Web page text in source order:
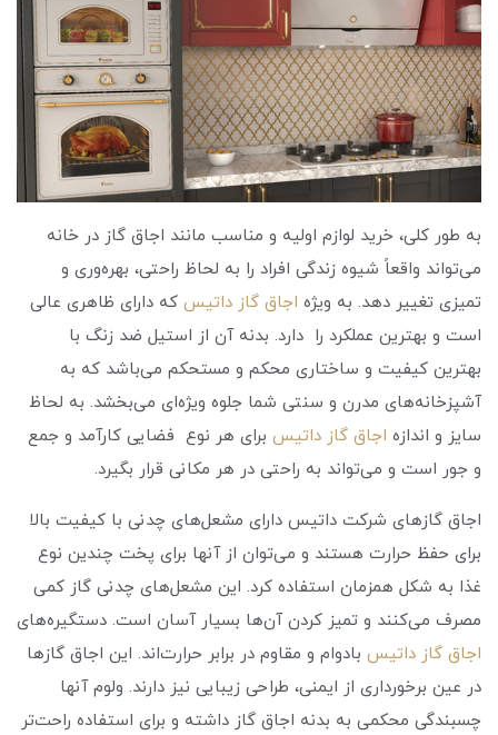
به طور کلی، خرید لوازم اولیه و مناسب مانند اجاق گاز در خانه
می‌تواند واقعاً شیوه زندگی افراد را به لحاظ راحتی، بهره‌وری و
تمیزی تغییر دهد. به ویژه اجاق گاز داتیس که دارای ظاهری عالی
است و بهترین عملکرد را دارد. بدنه آن از استیل ضد زنگ با
بهترین کیفیت و ساختاری محکم و مستحکم می‌باشد که به
آشپزخانه‌های مدرن و سنتی شما جلوه ویژه‌ای می‌بخشد. به لحاظ
سایز و اندازه اجاق گاز داتیس برای هر نوع فضایی کارآمد و جمع
و جور است و می‌تواند به راحتی در هر مکانی قرار بگیرد.
اجاق گازهای شرکت داتیس دارای مشعل‌های چدنی با کیفیت بالا
برای حفظ حرارت هستند و می‌توان از آنها برای پخت چندین نوع
غذا به شکل همزمان استفاده کرد. این مشعل‌های چدنی گاز کمی
مصرف می‌‌کنند و تمیز کردن آن‌ها بسیار آسان است. دستگیره‌های
اجاق گاز داتیس بادوام و مقاوم در برابر حرارت‌اند. این اجاق گازها
در عین برخورداری از ایمنی، طراحی زیبایی نیز دارند. ولوم آنها
چسبندگی محکمی به بدنه اجاق گاز داشته و برای استفاده راحت‌تر